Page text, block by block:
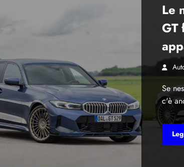
Le
GT
Se
c'è